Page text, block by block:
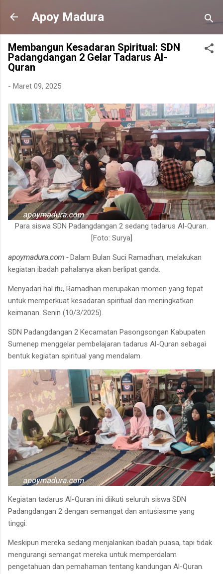
Langsung ke konten utama
Apoy Madura
Membangun Kesadaran Spiritual: SDN
Padangdangan 2 Gelar Tadarus Al-
Quran
- Maret 09, 2025
Para siswa SDN Padangdangan 2 sedang tadarus Al-Quran.
[Foto: Surya]
apoymadura.com -Dalam Bulan Suci Ramadhan, melakukan
kegiatan ibadah pahalanya akan berlipat ganda.
Menyadari hal itu, Ramadhan merupakan momen yang tepat
untuk memperkuat kesadaran spiritual dan meningkatkan
keimanan. Senin (10/3/2025).
SDN Padangdangan 2 Kecamatan Pasongsongan Kabupaten
Sumenep menggelar pembelajaran tadarus Al-Quran sebagai
bentuk kegiatan spiritual yang mendalam.
Kegiatan tadarus Al-Quran ini diikuti seluruh siswa SDN
Padangdangan 2 dengan semangat dan antusiasme yang
tinggi.
Meskipun mereka sedang menjalankan ibadah puasa, tapi tidak
mengurangi semangat mereka untuk memperdalam
pengetahuan dan pemahaman tentang kandungan Al-Quran.